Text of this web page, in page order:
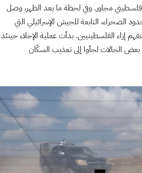
فلسطيني مجاور. وفي لحظة ما بعد الظهر، وصل
التابعة للجيش الإسرائيلي التي
إزاء الفلسطينيين. بدأت عملية الإخلاء حينئذ
الحالات لجأوا إلى تعذيب السكّان